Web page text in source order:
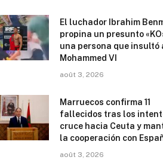
El luchador Ibrahim
propina un presunto
una persona que insultó
Mohammed VI
août 3, 2026
Marruecos confirma 11
fallecidos tras los
cruce hacia Ceuta y
la cooperación con
août 3, 2026